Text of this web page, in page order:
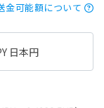
金可能額について
日本円